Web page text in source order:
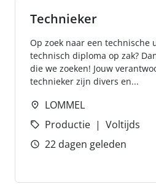
Technieker
Op zoek naar een technische
technisch diploma op zak?
die we zoeken! Jouw
technieker zijn divers en...
LOMMEL
Productie
Voltijds
22 dagen geleden